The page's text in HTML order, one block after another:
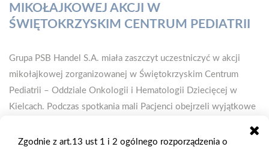
MIKOŁAJKOWEJ AKCJI W
ŚWIĘTOKRZYSKIM CENTRUM PEDIATRII
Grupa PSB Handel S.A. miała zaszczyt uczestniczyć w akcji
mikołajkowej zorganizowanej w Świętokrzyskim Centrum
Pediatrii – Oddziale Onkologii i Hematologii Dziecięcej w
Kielcach. Podczas spotkania mali Pacjenci obejrzeli wyjątkowe
Uśmiech z Krakowa. Występ wprowadził dzieci w świąteczny
Zgodnie z art.13 ust 1 i 2 ogólnego rozporządzenia o